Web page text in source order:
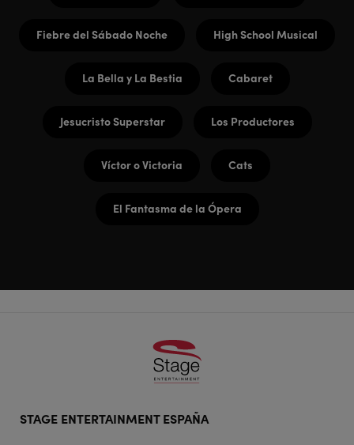
Fiebre del Sábado Noche High School Musical
La Bella y La Bestia Cabaret
Jesucristo Superstar Los Productores
Víctor o Victoria Cats
El Fantasma de la Ópera
STAGE ENTERTAINMENT ESPAÑA